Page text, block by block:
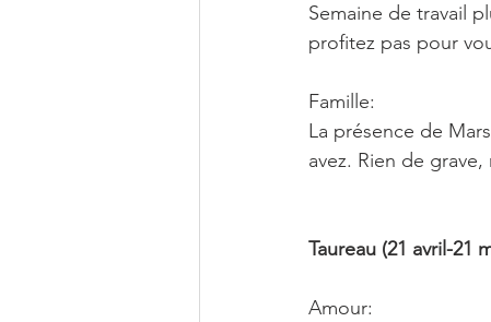
Semaine de travail
profitez pas pour
Famille:
La présence de
avez. Rien de grave,
Taureau (21 avril-21
Amour: